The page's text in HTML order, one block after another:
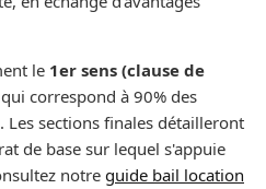
le 1er sens (clause de
correspond à 90% des
Les sections finales détailleront
de base sur lequel s'appuie
notre guide bail location